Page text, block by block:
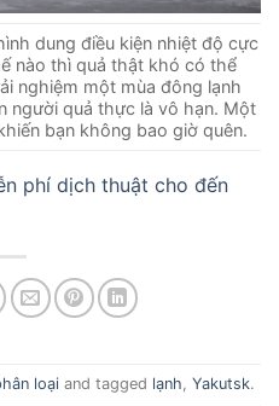
dung điều kiện nhiệt độ cực
nào thì quả thật khó có thể
nghiệm một mùa đông lạnh
người quả thực là vô hạn. Một
bạn không bao giờ quên.
phí dịch thuật cho đến
loạiand tagged lạnh Yakutsk.